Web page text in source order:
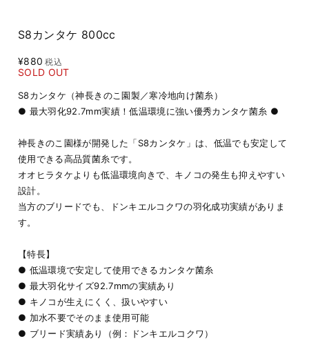
S8カンタケ 800cc
¥880 税込
SOLD OUT
S8カンタケ（神長きのこ園製／寒冷地向け菌糸）
● 最大羽化92.7mm実績！低温環境に強い優秀カンタケ菌糸 ●
神長きのこ園様が開発した「S8カンタケ」は、低温でも安定して
使用できる高品質菌糸です。
オオヒラタケよりも低温環境向きで、キノコの発生も抑えやすい
設計。
当方のブリードでも、ドンキエルコクワの羽化成功実績がありま
す。
【特長】
● 低温環境で安定して使用できるカンタケ菌糸
● 最大羽化サイズ92.7mmの実績あり
● キノコが生えにくく、扱いやすい
● 加水不要でそのまま使用可能
● ブリード実績あり（例：ドンキエルコクワ）